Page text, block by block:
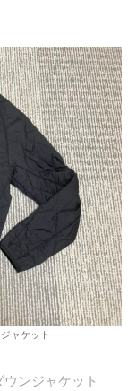
ャケット
ンジャケット